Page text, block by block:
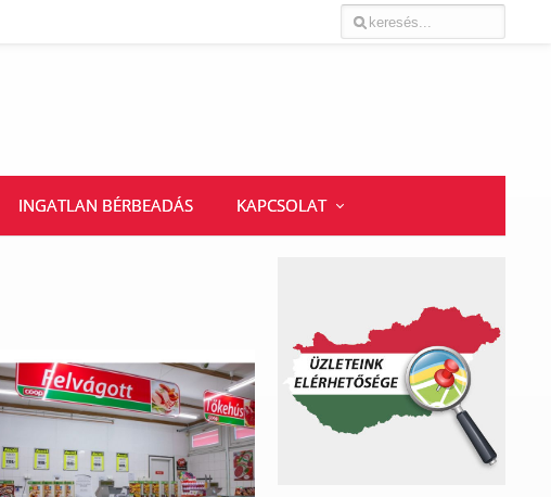
INGATLAN BÉRBEADÁS KAPCSOLAT